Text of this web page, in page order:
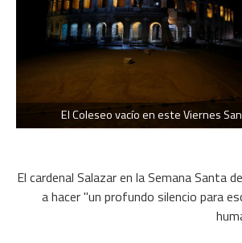
El Coleseo vacío en este Viernes
El cardenal Salazar en la Semana Santa
a hacer "un profundo silencio para